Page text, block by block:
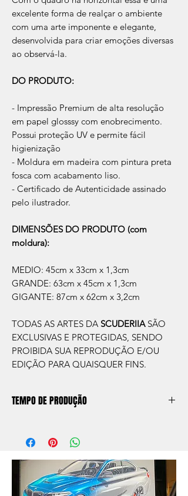
excelente forma de realçar o ambiente
com uma arte imponente e elegante,
desenvolvida para criar emoções diversas
ao observá-la.
DO PRODUTO:
- Impressão Premium de alta resolução
em papel glosssy com enobrecimento.
Possui proteção UV e permite fácil
higienização
- Moldura em madeira com pintura preta
fosca com acabamento liso.
- Certificado de Autenticidade assinado
pelo ilustrador.
DIMENSÕES DO PRODUTO (com
moldura):
MEDIO: 45cm x 33cm x 1,3cm
GRANDE: 63cm x 45cm x 1,3cm
GIGANTE: 87cm x 62cm x 3,2cm
TODAS AS ARTES DA SCUDERIIA SÃO
EXCLUSIVAS E PROTEGIDAS, SENDO
PROIBIDA SUA REPRODUÇÃO E/OU
EDIÇÃO PARA QUAISQUER FINS.
TEMPO DE PRODUÇÃO
aprox. 5 dias úteis, após a confirmação de
compra.
Após a produçao, seguimos com o envio
no endereço que nos for informado na
compra ou disponibilizaremos para retirada